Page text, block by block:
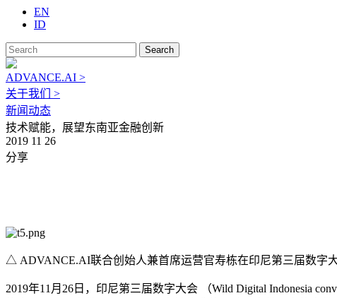
EN
ID
Search
ADVANCE.AI >
关于我们 >
新闻动态
技术赋能，展望东南亚金融创新
2019 11 26
分享
△ ADVANCE.AI联合创始人兼首席运营官寿栋在印尼第三届数字
2019年11月26日，印尼第三届数字大会 （Wild Digital Indonesia